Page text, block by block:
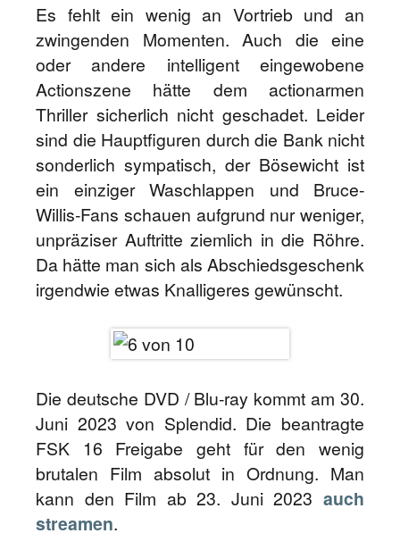
Es fehlt ein wenig an Vortrieb und an
zwingenden Momenten. Auch die eine
oder andere intelligent eingewobene
Actionszene hätte dem actionarmen
Thriller sicherlich nicht geschadet. Leider
sind die Hauptfiguren durch die Bank nicht
sonderlich sympatisch, der Bösewicht ist
ein einziger Waschlappen und Bruce-
Willis-Fans schauen aufgrund nur weniger,
unpräziser Auftritte ziemlich in die Röhre.
Da hätte man sich als Abschiedsgeschenk
irgendwie etwas Knalligeres gewünscht.
Die deutsche DVD / Blu-ray kommt am 30.
Juni 2023 von Splendid. Die beantragte
FSK 16 Freigabe geht für den wenig
brutalen Film absolut in Ordnung. Man
kann den Film ab 23. Juni 2023 auch
streamen.